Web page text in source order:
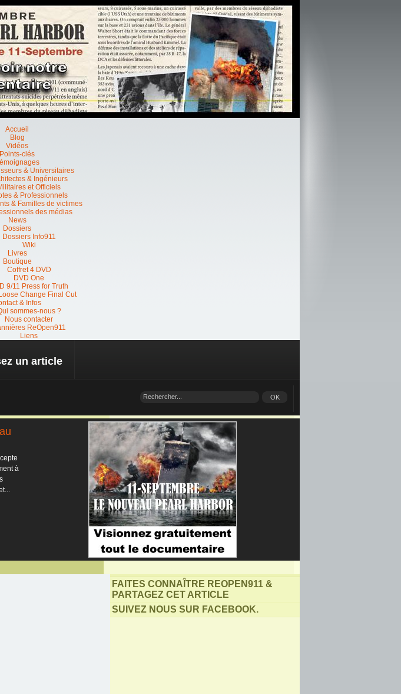
Accueil
Blog
Vidéos
Points-clés
& Universitaires
& Ingénieurs
et Officiels
& Professionnels
& Familles de victimes
des médias
News
Dossiers
Dossiers Info911
Wiki
Livres
Boutique
Coffret 4 DVD
DVD One
9/11 Press for Truth
Change Final Cut
& Infos
sommes-nous ?
Nous contacter
ReOpen911
Liens
un article
à
FAITES CONNAÎTRE REOPEN911 &
PARTAGEZ CET ARTICLE
SUIVEZ NOUS SUR FACEBOOK.